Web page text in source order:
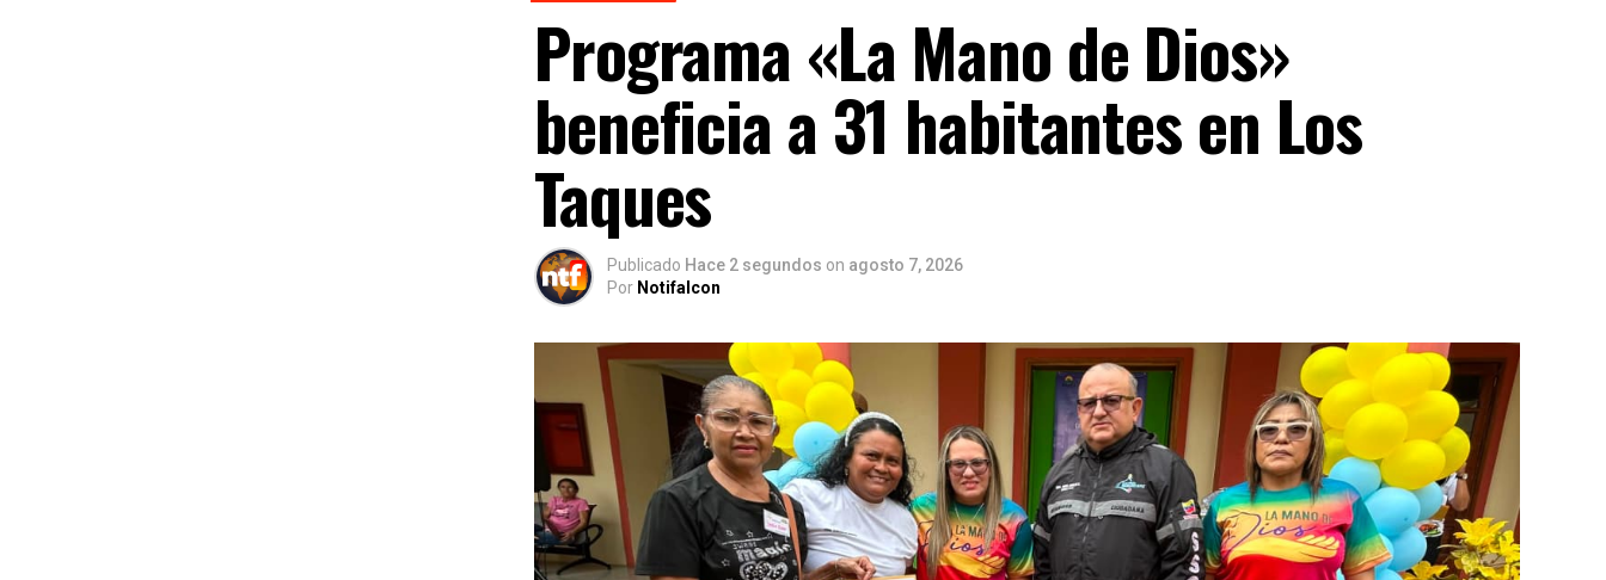
Programa «La Mano de Dios»
beneficia a 31 habitantes en Los
Taques
Publicado Hace 2 segundos on agosto 7, 2026
Por Notifalcon